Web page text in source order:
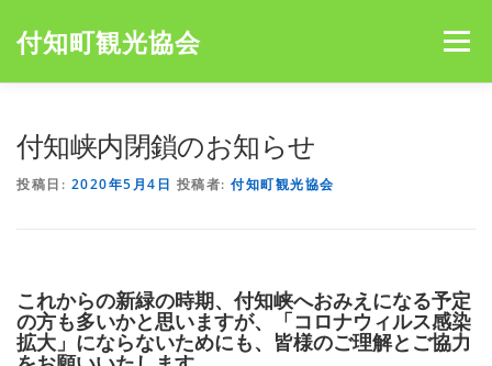
付知町観光協会 メニュー
付知峡内閉鎖のお知らせ
投稿日: 2020年5月4日 投稿者: 付知町観光協会
これからの新緑の時期、付知峡へおみえになる予定
の方も多いかと思いますが、「コロナウィルス感染
拡大」にならないためにも、皆様のご理解とご協力